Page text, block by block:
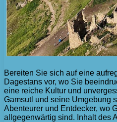
Bereiten Sie sich auf eine
Dagestans vor, wo Sie
eine reiche Kultur und
Gamsutl und seine Umgebung
Abenteurer und Entdecker, wo
allgegenwärtig sind. Inhalt des